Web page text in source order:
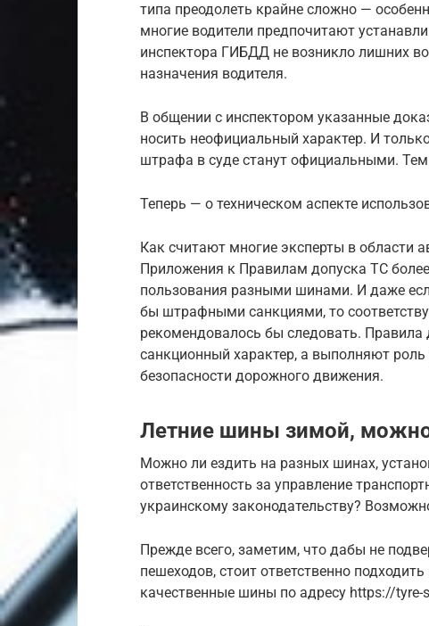
типа преодолеть крайне сложно —
многие водители предпочитают
инспектора ГИБДД не возникло лишних
назначения водителя.
В общении с инспектором указанные
носить неофициальный характер. И
штрафа в суде станут официальными. Тем
Теперь — о техническом аспекте
Как считают многие эксперты в области
Приложения к Правилам допуска ТС
пользования разными шинами. И даже
бы штрафными санкциями, то
рекомендовалось бы следовать.
санкционный характер, а выполняют
безопасности дорожного движения.
Летние шины зимой, можно
Можно ли ездить на разных шинах,
ответственность за управление
украинскому законодательству?
Прежде всего, заметим, что дабы не
пешеходов, стоит ответственно
качественные шины по адресу https://